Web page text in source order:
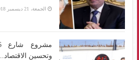
الجمعة، 21 ديسمبر 2018 10:19 م
وتحسين